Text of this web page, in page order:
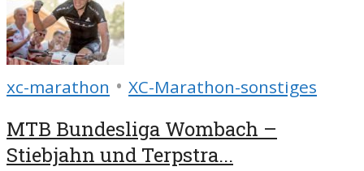
xc-marathon • XC-Marathon-sonstiges
MTB Bundesliga Wombach –
Stiebjahn und Terpstra...